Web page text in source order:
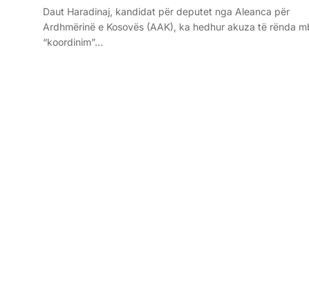
Daut Haradinaj, kandidat për deputet nga Aleanca për
Ardhmërinë e Kosovës (AAK), ka hedhur akuza të rënda
“koordinim”…